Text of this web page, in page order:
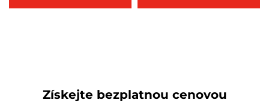
IR 2230 2830 3530 2270
Získejte bezplatnou cenovou